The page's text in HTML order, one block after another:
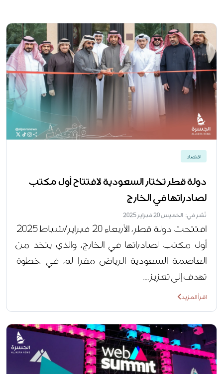
اقتصاد
دولة قطر تختار السعودية لافتتاح أول مكتب
لصادراتها في الخارج
نُشر في: الخميس 20 فبراير 2025
افتتحت دولة قطر، الأربعاء 20 فبراير/شباط 2025
أول مكتب لصادراتها في الخارج، والذي يتخذ من
العاصمة السعودية الرياض مقرا له، في خطوة
تهدف إلى تعزيز....
اقرأ المزيد